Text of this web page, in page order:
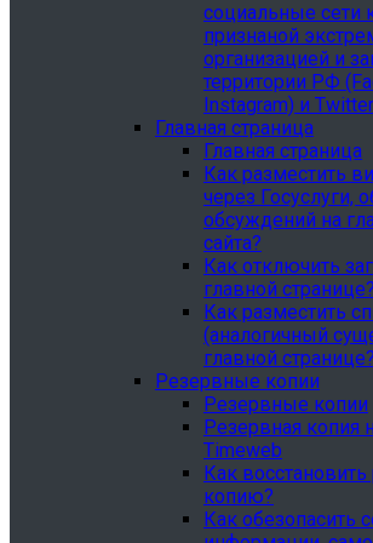
социальные сети
признаной
организацией и
территории РФ
Instagram) и
Главная страница
Главная страница
Как разместить
через Госуслуги,
обсуждений на
сайта?
Как отключить
главной странице?
Как разместить
(аналогичный
главной странице?
Резервные копии
Резервные копии
Резервная копия
Timeweb
Как
копию?
Как обезопасить